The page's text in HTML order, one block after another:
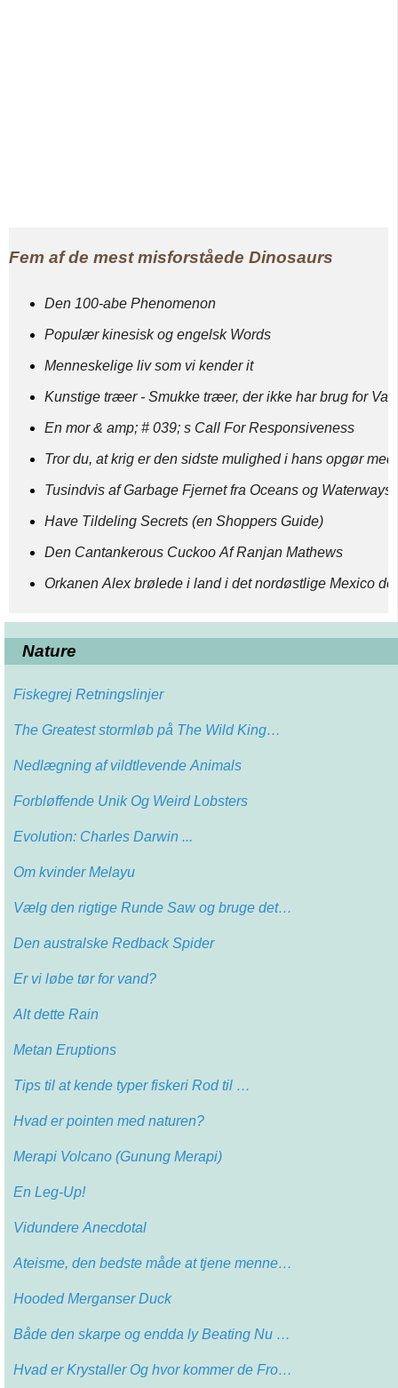
Fem af de mest misforståede Dinosaurs
Den 100-abe Phenomenon
Populær kinesisk og engelsk Words
Menneskelige liv som vi kender it
Kunstige træer - Smukke træer, der ikke har brug for
En mor & amp; # 039; s Call For Responsiveness
Tror du, at krig er den sidste mulighed i hans opgør
Tusindvis af Garbage Fjernet fra Oceans og Waterways
Have Tildeling Secrets (en Shoppers Guide)
Den Cantankerous Cuckoo Af Ranjan Mathews
Orkanen Alex brølede i land i det nordøstlige Mexico
Nature
Fiskegrej Retningslinjer
The Greatest stormløb på The Wild King…
Nedlægning af vildtlevende Animals
Forbløffende Unik Og Weird Lobsters
Evolution: Charles Darwin ...
Om kvinder Melayu
Vælg den rigtige Runde Saw og bruge det…
Den australske Redback Spider
Er vi løbe tør for vand?
Alt dette Rain
Metan Eruptions
Tips til at kende typer fiskeri Rod til …
Hvad er pointen med naturen?
Merapi Volcano (Gunung Merapi)
En Leg-Up!
Vidundere Anecdotal
Ateisme, den bedste måde at tjene menne…
Hooded Merganser Duck
Både den skarpe og endda ly Beating Nu …
Hvad er Krystaller Og hvor kommer de Fro…